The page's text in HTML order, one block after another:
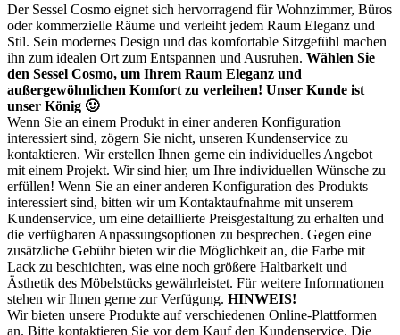
Der Sessel Cosmo eignet sich hervorragend für Wohnzimmer, Büros
oder kommerzielle Räume und verleiht jedem Raum Eleganz und
Stil. Sein modernes Design und das komfortable Sitzgefühl machen
ihn zum idealen Ort zum Entspannen und Ausruhen. Wählen Sie
den Sessel Cosmo, um Ihrem Raum Eleganz und
außergewöhnlichen Komfort zu verleihen! Unser Kunde ist
unser König 🙂
Wenn Sie an einem Produkt in einer anderen Konfiguration
interessiert sind, zögern Sie nicht, unseren Kundenservice zu
kontaktieren. Wir erstellen Ihnen gerne ein individuelles Angebot
mit einem Projekt. Wir sind hier, um Ihre individuellen Wünsche zu
erfüllen! Wenn Sie an einer anderen Konfiguration des Produkts
interessiert sind, bitten wir um Kontaktaufnahme mit unserem
Kundenservice, um eine detaillierte Preisgestaltung zu erhalten und
die verfügbaren Anpassungsoptionen zu besprechen. Gegen eine
zusätzliche Gebühr bieten wir die Möglichkeit an, die Farbe mit
Lack zu beschichten, was eine noch größere Haltbarkeit und
Ästhetik des Möbelstücks gewährleistet. Für weitere Informationen
stehen wir Ihnen gerne zur Verfügung. HINWEIS!
Wir bieten unsere Produkte auf verschiedenen Online-Plattformen
an. Bitte kontaktieren Sie vor dem Kauf den Kundenservice. Die